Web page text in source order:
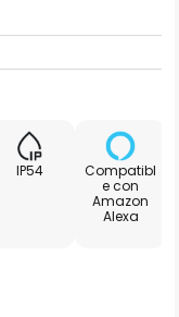
IP54
Compatibl
e con
Amazon
Alexa